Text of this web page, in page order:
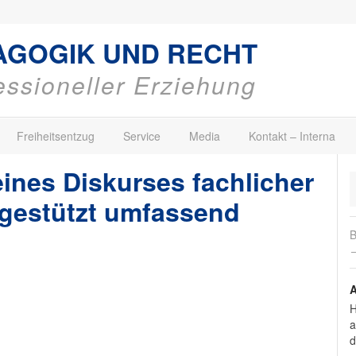
UND RECHT
Erziehung
Freiheitsentzug Service Media Kontakt – Interna
Diskurses fachlicher
umfassend